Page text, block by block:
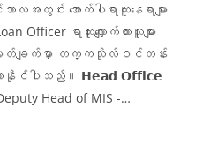
တွင်း အောက်ပါရာထူးနေရာများ
ရာထူးလျှောက်ထားသူများ
ချက်မှာ တက္ကသိုလ်ဝင်တန်း
ထားနိုင်ပါသည်။ 𝗛𝗲𝗮𝗱 𝗢𝗳𝗳𝗶𝗰𝗲
Head of MIS -…